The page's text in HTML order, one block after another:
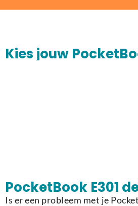
Kies jouw
PocketBook E301
Is er een probleem met je